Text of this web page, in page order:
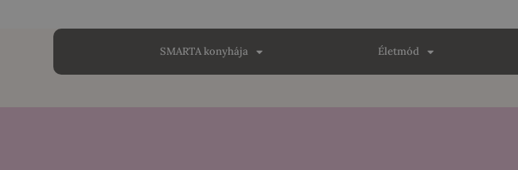
SMARTA konyhája Életmód